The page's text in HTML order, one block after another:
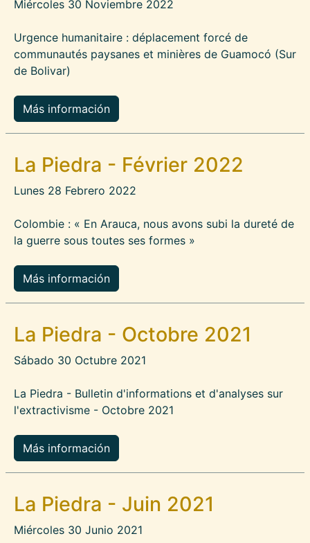
Miércoles 30 Noviembre 2022
Urgence humanitaire : déplacement forcé de
communautés paysanes et minières de Guamocó (Sur
de Bolivar)
Más información
La Piedra - Février 2022
Lunes 28 Febrero 2022
Colombie : « En Arauca, nous avons subi la dureté de
la guerre sous toutes ses formes »
Más información
La Piedra - Octobre 2021
Sábado 30 Octubre 2021
La Piedra - Bulletin d'informations et d'analyses sur
l'extractivisme - Octobre 2021
Más información
La Piedra - Juin 2021
Miércoles 30 Junio 2021